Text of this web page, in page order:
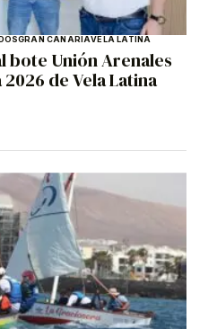
GRAN CANARIAVELA LATINA
bote Unión Arenales
de Vela Latina